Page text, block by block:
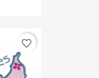
favorite_border